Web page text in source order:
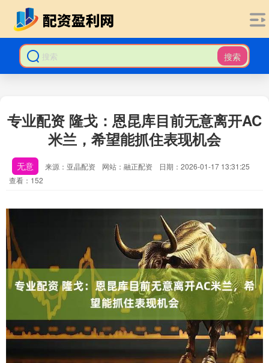
搜索
专业配资 隆戈：恩昆库目前无意离开AC
米兰，希望能抓住表现机会
无意 来源：亚晶配资 网站：融正配资
日期：2026-01-17 13:31:25
查看：152